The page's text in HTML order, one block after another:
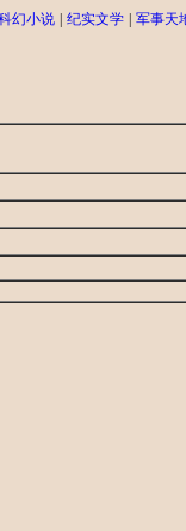
幻小说 纪实文学 军事天